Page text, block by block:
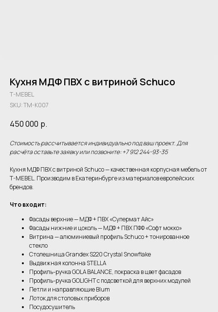
Кухня МДФ ПВХ с витриной Schuco
T-MEBEL
SKU:TM-K007
450 000 р.
Стоимость рассчитывается индивидуально под ваш проект. Для
расчёта оставьте заявку или позвоните: +7 912 244-93-35
Кухня МДФ ПВХ с витриной Schuco — качественная корпусная мебель от
T-MEBEL. Производим в Екатеринбурге из материалов европейских
брендов.
Что входит:
Фасады верхние — МДФ + ПВХ «Супермат Айс»
Фасады нижние и цоколь — МДФ + ПВХ ПФФ «Софт мокко»
Витрина — алюминиевый профиль Schuco + тонированное
стекло
Столешница Grandex S220 Crystal Snowflake
Выдвижная колонна STELLA
Профиль-ручка GOLA BALANCE, покраска в цвет фасадов
Профиль-ручка GOLIGHT с подсветкой для верхних модулей
Петли и направляющие Blum
Лоток для столовых приборов
Посудосушитель